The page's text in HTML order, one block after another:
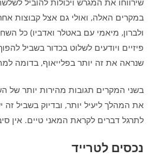
במקרים האלה, ואולי גם אצל קבוצות
ולברון, מיאמי עם באטלר ואדביו) כל
פיזיים ויודעים לשלוט בכדור בשביל
שנראה את זה יותר בפלייאוף, בדומה
בשני המקרים תגובות מהירות יותר של
את המהלך ליעיל יותר, ובדיוק בשביל
לתרגל דברים לקראת המאני טיים. אין
נכסים לטרייד